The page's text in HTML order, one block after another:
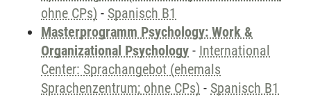
ohne CPs) - Spanisch B1
Masterprogramm Psychology: Work &
Organizational Psychology - International
Center: Sprachangebot (ehemals
Sprachenzentrum; ohne CPs) - Spanisch B1